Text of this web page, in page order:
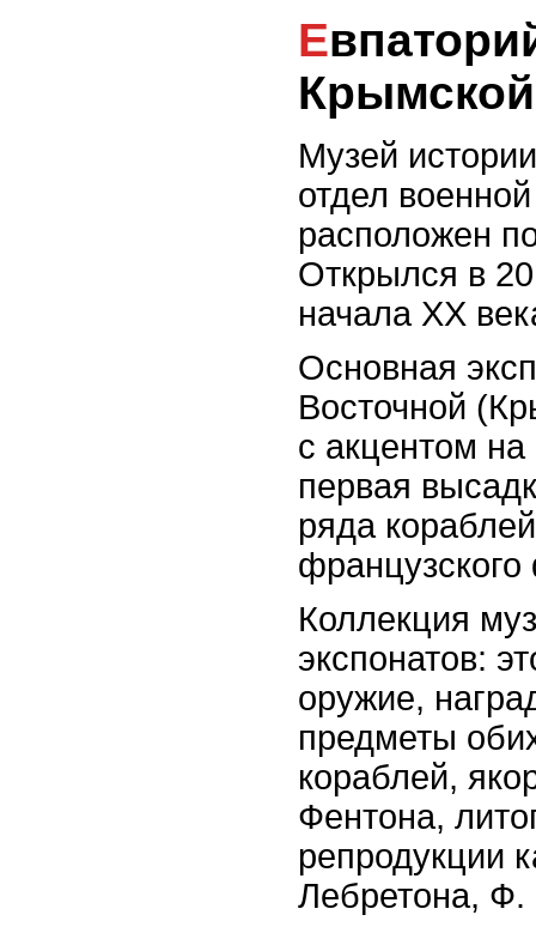
Евпаторийский музей истории
Музей
отдел
расположен
Открылся в
начала XX
Основная
Восточной
с акцентом
первая
ряда
французского
Коллекция
экспонатов:
оружие,
предметы
кораблей,
Фентона,
репродукции
Лебретона, Ф.